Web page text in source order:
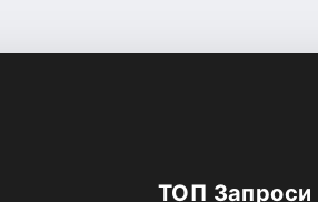
ТОП Запроси